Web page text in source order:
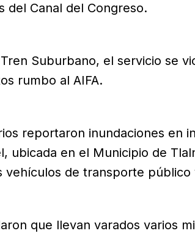
del Canal del Congreso.
Suburbano, el servicio se
rumbo al AIFA.
reportaron inundaciones en
ubicada en el Municipio de
vehículos de transporte público
que llevan varados varios